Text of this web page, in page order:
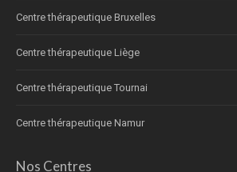
Centre thérapeutique Bruxelles
Centre thérapeutique Liège
Centre thérapeutique Tournai
Centre thérapeutique Namur
Nos Centres